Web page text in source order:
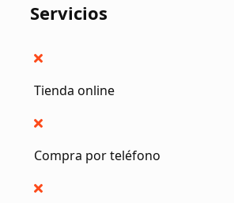
Servicios
Tienda online
Compra por teléfono